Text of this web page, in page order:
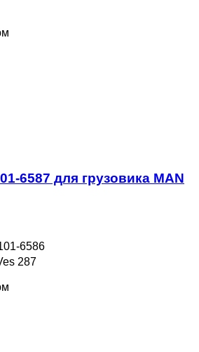
6587 для грузовика MAN
6586
287